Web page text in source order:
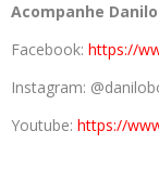
Acompanhe
Facebook: https://
Instagram:
Youtube: https://